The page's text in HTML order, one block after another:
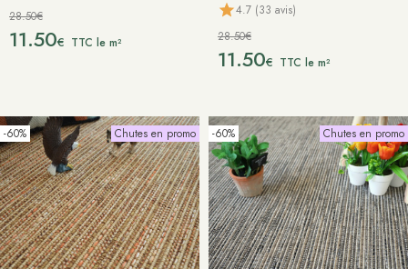
28.50€
11.50€ TTC le m²
4.7 (33 avis)
28.50€
11.50€ TTC le m²
-60% Chutes en promo -60% Chutes en promo